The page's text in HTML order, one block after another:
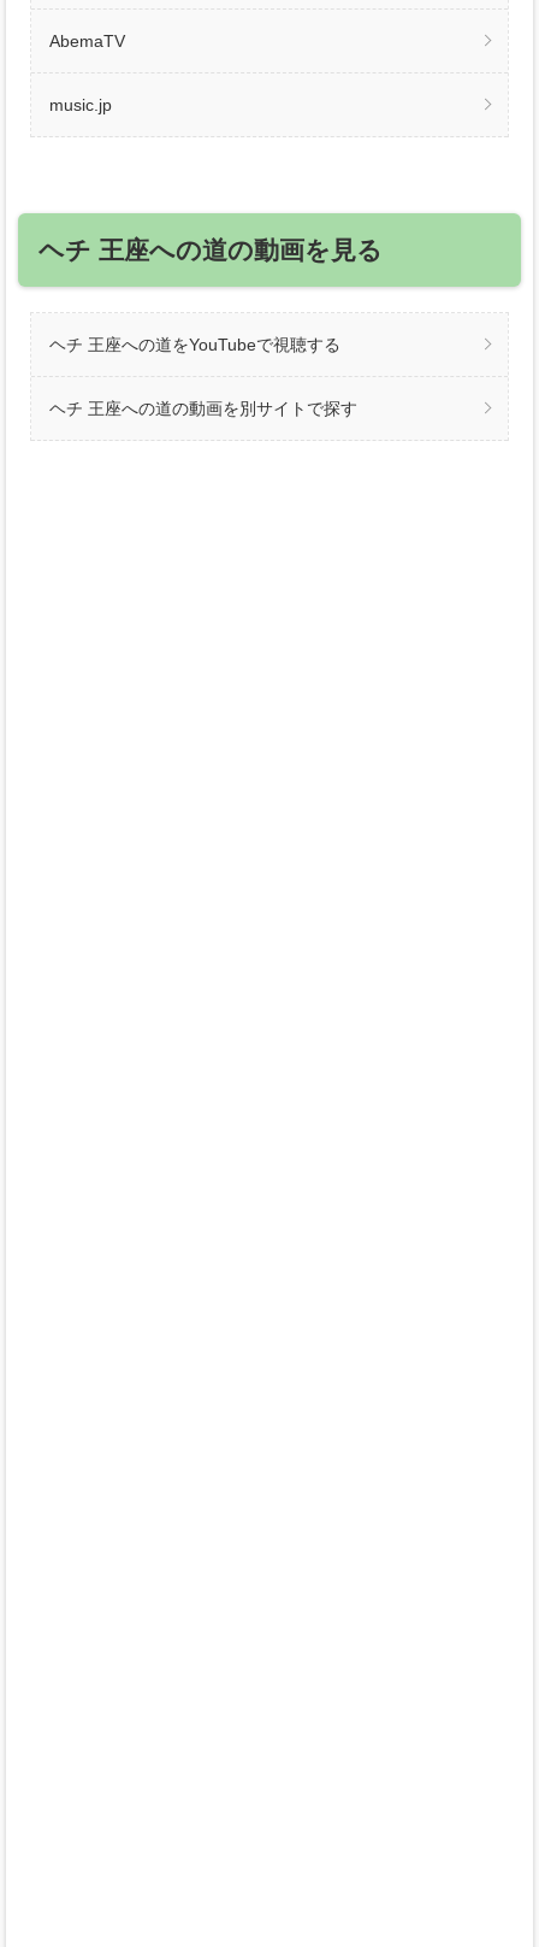
AbemaTV
music.jp
ヘチ 王座への道の動画を見る
ヘチ 王座への道をYouTubeで視聴する
ヘチ 王座への道の動画を別サイトで探す